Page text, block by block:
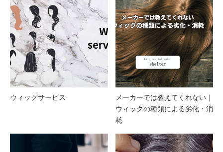
ウィッグサービス
メーカーでは教えてくれない｜
ウィッグの種類による劣化・消
耗